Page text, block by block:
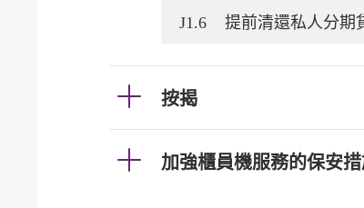
J1.6 提前清還私人分期
按揭
加強櫃員機服務的保安